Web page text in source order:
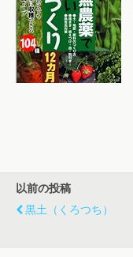
以前の投稿
黒土（くろつち）